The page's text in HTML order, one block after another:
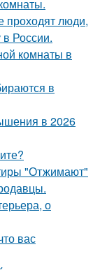
проходят люди,
в России.
комнаты в
в
в 2026
"Отжимают"
о
вас